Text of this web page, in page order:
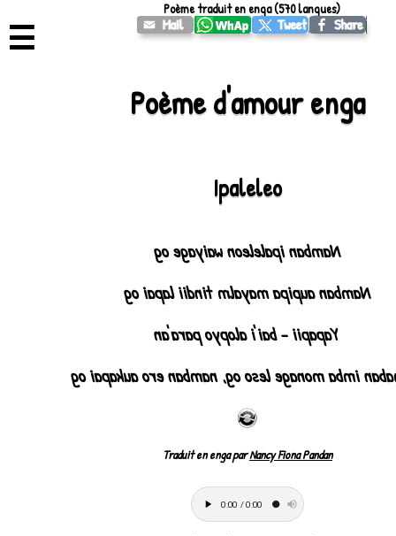
☰
Poème d'amour enga
Ipaleleo
Namban ipaleleon waiyage og
Namban aupipa mayalm tindii lapai og
Yapapii - bai'i alopyo para'an
Namaban imba monage leso og, namban ero
Traduit en enga parNancy Fiona Pandan
Poème traduit en enga (570 langues)